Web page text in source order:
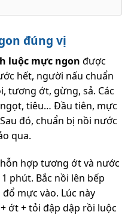
đúng vị
luộc mực ngon được
hết, người nấu chuẩn
tương ớt, gừng, sả. Các
tiêu… Đầu tiên, mực
đó, chuẩn bị nồi nước
qua.
hợp tương ớt và nước
phút. Bắc nồi lên bếp
mực vào. Lúc này
ớt + tỏi đập dập rồi luộc